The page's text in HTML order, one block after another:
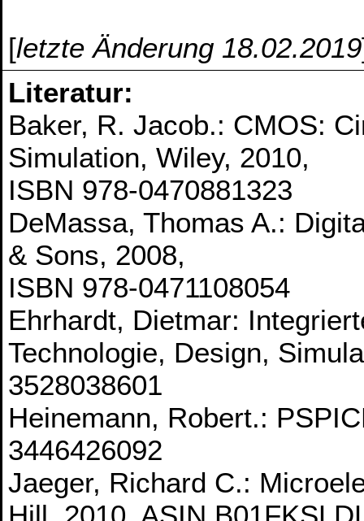
[letzte Änderung 18.02.2019
Literatur:
Baker, R. Jacob.: CMOS:
Simulation, Wiley, 2010,
ISBN 978-0470881323
DeMassa, Thomas A.:
& Sons, 2008,
ISBN 978-0471108054
Ehrhardt, Dietmar:
Technologie, Design,
3528038601
Heinemann, Robert.:
3446426092
Jaeger, Richard C.: